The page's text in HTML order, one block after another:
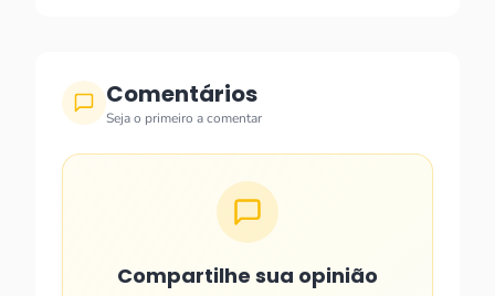
Comentários
Seja o primeiro a comentar
Compartilhe sua opinião